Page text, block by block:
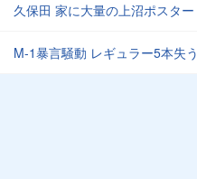
久保田 家に大量の上沼ポスター
M-1暴言騒動 レギュラー5本失う